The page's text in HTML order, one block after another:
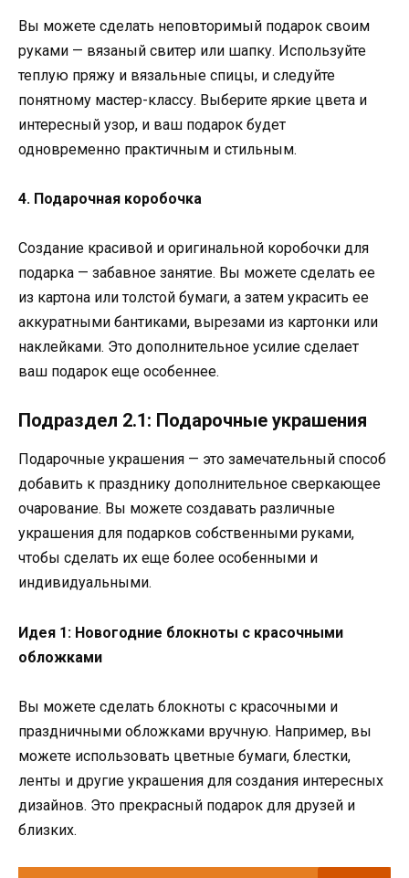
Вы можете сделать неповторимый подарок своим
руками — вязаный свитер или шапку. Используйте
теплую пряжу и вязальные спицы, и следуйте
понятному мастер-классу. Выберите яркие цвета и
интересный узор, и ваш подарок будет
одновременно практичным и стильным.
4. Подарочная коробочка
Создание красивой и оригинальной коробочки для
подарка — забавное занятие. Вы можете сделать ее
из картона или толстой бумаги, а затем украсить ее
аккуратными бантиками, вырезами из картонки или
наклейками. Это дополнительное усилие сделает
ваш подарок еще особеннее.
Подраздел 2.1: Подарочные украшения
Подарочные украшения — это замечательный способ
добавить к празднику дополнительное сверкающее
очарование. Вы можете создавать различные
украшения для подарков собственными руками,
чтобы сделать их еще более особенными и
индивидуальными.
Идея 1: Новогодние блокноты с красочными
обложками
Вы можете сделать блокноты с красочными и
праздничными обложками вручную. Например, вы
можете использовать цветные бумаги, блестки,
ленты и другие украшения для создания интересных
дизайнов. Это прекрасный подарок для друзей и
близких.